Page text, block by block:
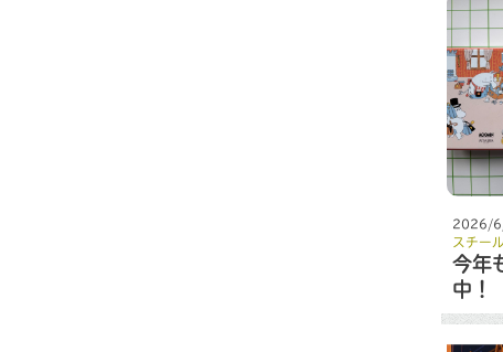
2026/
スチー
今年
中！